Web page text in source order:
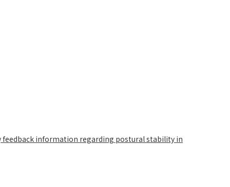
information regarding postural stability in